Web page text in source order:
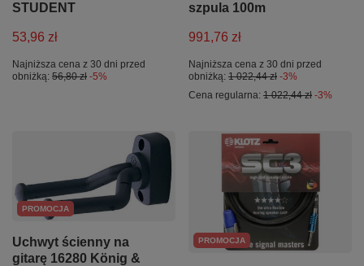
STUDENT
53,96 zł
Najniższa cena z 30 dni przed
obniżką: 56,80 zł -5%
szpula 100m
991,76 zł
Najniższa cena z 30 dni przed
obniżką: 1 022,44 zł -3%
Cena regularna: 1 022,44 zł -3%
PROMOCJA
Uchwyt ścienny na
gitarę 16280 König &
PROMOCJA